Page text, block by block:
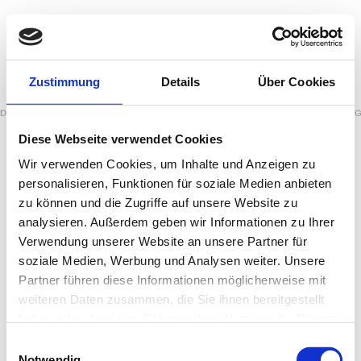
Zustimmung Details Über Cookies
Diese Webseite verwendet Cookies
Wir verwenden Cookies, um Inhalte und Anzeigen zu
personalisieren, Funktionen für soziale Medien anbieten
zu können und die Zugriffe auf unsere Website zu
analysieren. Außerdem geben wir Informationen zu Ihrer
Verwendung unserer Website an unsere Partner für
soziale Medien, Werbung und Analysen weiter. Unsere
Partner führen diese Informationen möglicherweise mit
weiteren Daten zusammen, die Sie ihnen bereitgestellt
Sitemap
Startseite
Über uns
Leistungen
Flachdach
Steildach
Fassadenarbeiten
Balkonsanierungen